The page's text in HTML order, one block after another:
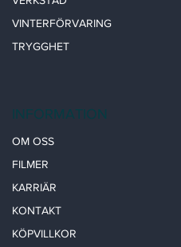
VINTERFÖRVARING
TRYGGHET
INFORMATION
OM OSS
FILMER
KARRIÄR
KONTAKT
KÖPVILLKOR